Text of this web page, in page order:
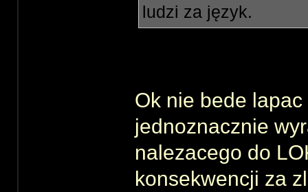
ludzi za język.
Ok nie bede
jednoznacznie
nalezacego do
konsekwencji za